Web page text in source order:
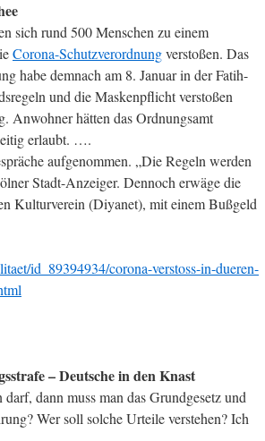
sich rund 500 Menschen zu einem
Corona-Schutzverordnungverstoßen. Das
habe demnach am 8. Januar in der Fatih-
und die Maskenpflicht verstoßen
Anwohner hätten das Ordnungsamt
erlaubt. ….
aufgenommen. „Die Regeln werden
Stadt-Anzeiger. Dennoch erwäge die
Kulturverein (Diyanet), mit einem Bußgeld
id_89394934/corona-verstoss-in-dueren-
– Deutsche in den Knast
dann muss man das Grundgesetz und
Wer soll solche Urteile verstehen? Ich